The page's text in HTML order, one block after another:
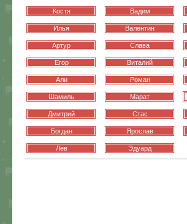
Костя Вадим
Илья Валентин
Артур Слава
Егор Виталий
Али Роман
Шамиль Марат
Дмитрий Стас
Богдан Ярослав
Лев Эдуард